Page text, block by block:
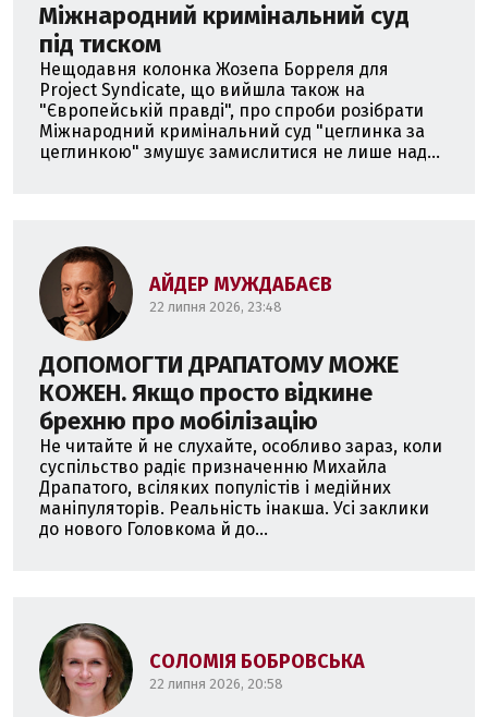
Міжнародний кримінальний суд
під тиском
Нещодавня колонка Жозепа Борреля для
Project Syndicate, що вийшла також на
"Європейській правді", про спроби розібрати
Міжнародний кримінальний суд "цеглинка за
цеглинкою" змушує замислитися не лише над...
АЙДЕР МУЖДАБАЄВ
22 липня 2026, 23:48
ДОПОМОГТИ ДРАПАТОМУ МОЖЕ
КОЖЕН. Якщо просто відкине
брехню про мобілізацію
Не читайте й не слухайте, особливо зараз, коли
суспільство радіє призначенню Михайла
Драпатого, всіляких популістів і медійних
маніпуляторів. Реальність інакша. Усі заклики
до нового Головкома й до...
СОЛОМІЯ БОБРОВСЬКА
22 липня 2026, 20:58